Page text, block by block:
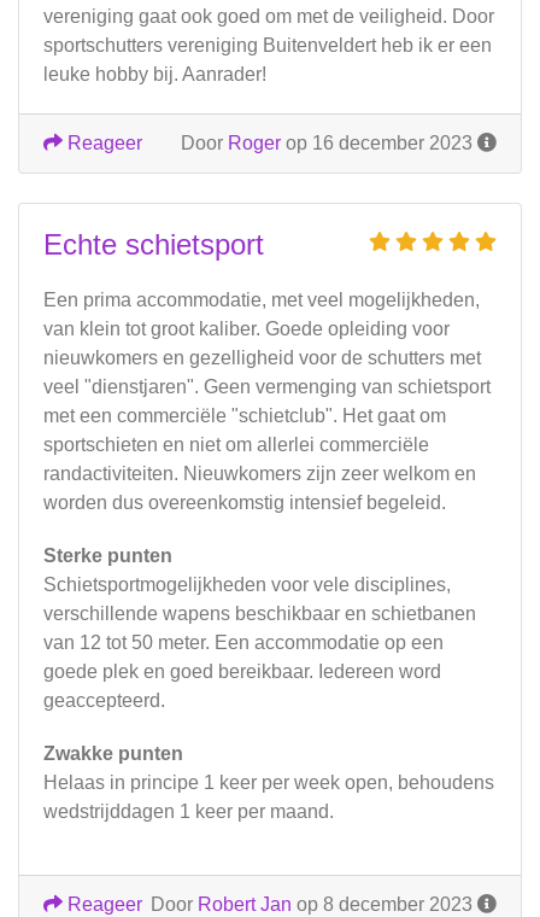
vereniging gaat ook goed om met de veiligheid. Door
sportschutters vereniging Buitenveldert heb ik er een
leuke hobby bij. Aanrader!
Door Roger op 16 december 2023
Reageer
Echte schietsport
Een prima accommodatie, met veel mogelijkheden,
van klein tot groot kaliber. Goede opleiding voor
nieuwkomers en gezelligheid voor de schutters met
veel "dienstjaren". Geen vermenging van schietsport
met een commerciële "schietclub". Het gaat om
sportschieten en niet om allerlei commerciële
randactiviteiten. Nieuwkomers zijn zeer welkom en
worden dus overeenkomstig intensief begeleid.
Sterke punten
Schietsportmogelijkheden voor vele disciplines,
verschillende wapens beschikbaar en schietbanen
van 12 tot 50 meter. Een accommodatie op een
goede plek en goed bereikbaar. Iedereen word
geaccepteerd.
Zwakke punten
Helaas in principe 1 keer per week open, behoudens
wedstrijddagen 1 keer per maand.
Door Robert Jan op 8 december 2023
Reageer